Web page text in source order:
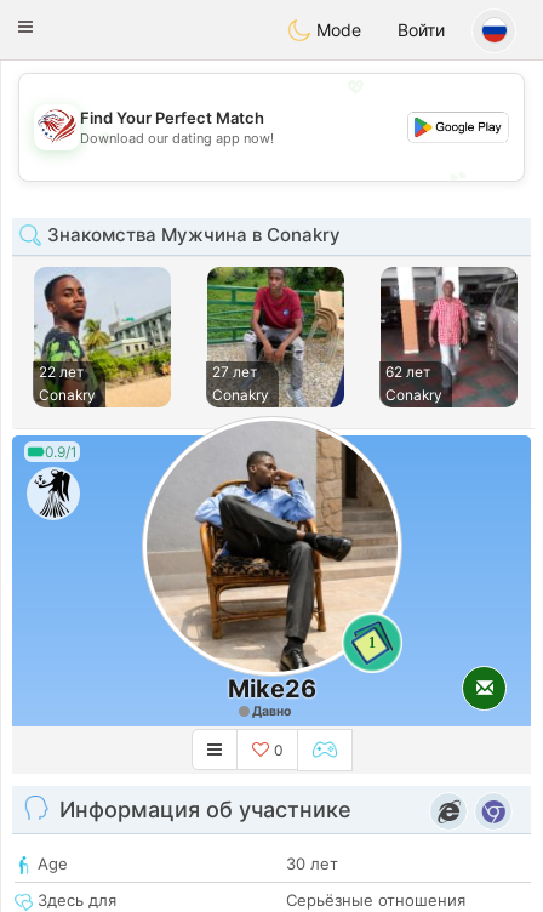
Dating
Toggle
Mode Войти
💖
💕
Find Your Perfect Match
Download our dating app now!
Знакомства Мужчина в Conakry
22 лет
Conakry
27 лет
Conakry
62 лет
Conakry
0.9/1
1
Mike26
Давно
0
Информация об участнике
Age
30 лет
Здесь для
Серьёзные отношения